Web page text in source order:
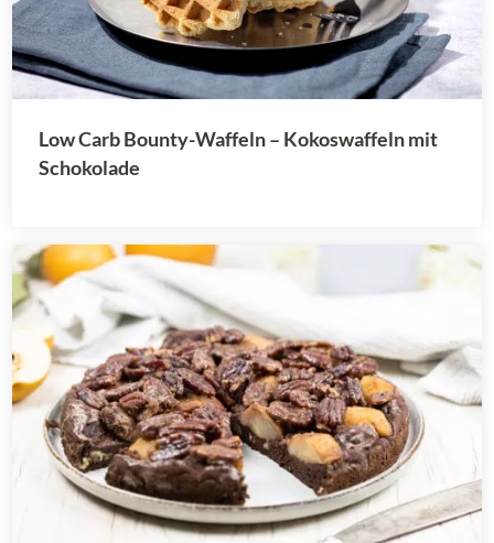
Low Carb Bounty-Waffeln – Kokoswaffeln mit
Schokolade